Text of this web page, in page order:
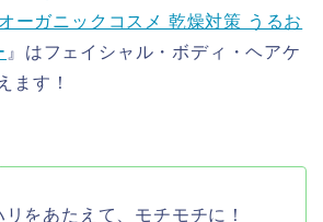
ーガニックコスメ 乾燥対策 うるお
』はフェイシャル・ボディ・ヘアケ
ます！
リをあたえて、モチモチに！